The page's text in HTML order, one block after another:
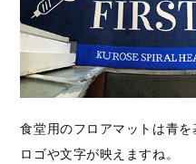
食堂用のフロアマットは青
ロゴや文字が映えますね。